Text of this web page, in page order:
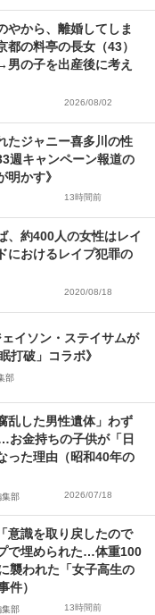
やから、離婚してしま
の料亭の長女（43）
の子を出産後に考え
2026/08/02
たジャニー喜多川の性
週キャンペーン報道の
明かす》
13時間前
、約400人の女性はレイ
おけるレイプ犯罪の
2020/08/18
イソン・ステイサムが
打破」コラボ》
部
乱した男性遺体」わず
お金持ちの子供が「日
った理由（昭和40年の
集部 2026/07/18
意識を取り戻したので
で埋められた…体重100
襲われた「女子高生の
件）
集部 13時間前